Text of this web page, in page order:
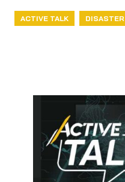
ACTIVE TALK DISASTER